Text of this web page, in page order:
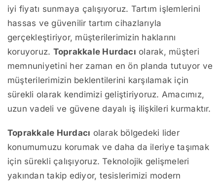
iyi fiyatı sunmaya çalışıyoruz. Tartım işlemlerini
hassas ve güvenilir tartım cihazlarıyla
gerçekleştiriyor, müşterilerimizin haklarını
koruyoruz. Toprakkale Hurdacı olarak, müşteri
memnuniyetini her zaman en ön planda tutuyor ve
müşterilerimizin beklentilerini karşılamak için
sürekli olarak kendimizi geliştiriyoruz. Amacımız,
uzun vadeli ve güvene dayalı iş ilişkileri kurmaktır.
Toprakkale Hurdacı olarak bölgedeki lider
konumumuzu korumak ve daha da ileriye taşımak
için sürekli çalışıyoruz. Teknolojik gelişmeleri
yakından takip ediyor, tesislerimizi modern